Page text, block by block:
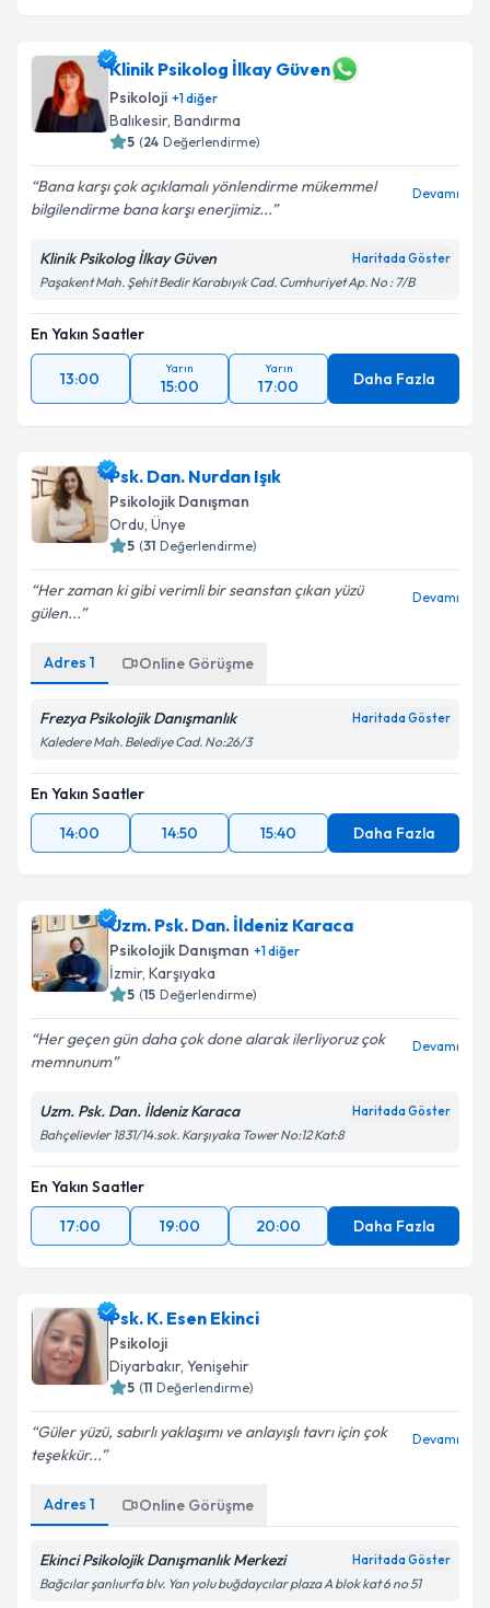
Klinik Psikolog İlkay Güven
Psikoloji +1diğer
Balıkesir, Bandırma
5 (24 Değerlendirme)
Bana karşı çok açıklamalı yönlendirme mükemmel
bilgilendirme bana karşı enerjimiz...
Devamı
Klinik Psikolog İlkay Güven Haritada Göster
Paşakent Mah. Şehit Bedir Karabıyık Cad. Cumhuriyet Ap. No : 7/B
En Yakın Saatler
13:00
Yarın
15:00
Yarın
17:00 Daha Fazla
Psk. Dan. Nurdan Işık
Psikolojik Danışman
Ordu, Ünye
5 (31 Değerlendirme)
Her zaman ki gibi verimli bir seanstan çıkan yüzü
gülen...
Devamı
Adres 1 Online Görüşme
Frezya Psikolojik Danışmanlık Haritada Göster
Kaledere Mah. Belediye Cad. No:26/3
En Yakın Saatler
14:00
14:50 15:40 Daha Fazla
Uzm. Psk. Dan. İldeniz Karaca
Psikolojik Danışman +1diğer
İzmir, Karşıyaka
5 (15 Değerlendirme)
Her geçen gün daha çok done alarak ilerliyoruz çok
memnunum
Devamı
Uzm. Psk. Dan. İldeniz Karaca Haritada Göster
Bahçelievler 1831/14.sok. Karşıyaka Tower No:12 Kat:8
En Yakın Saatler
17:00
19:00 20:00 Daha Fazla
Psk. K. Esen Ekinci
Psikoloji
Diyarbakır, Yenişehir
5 (11 Değerlendirme)
Güler yüzü, sabırlı yaklaşımı ve anlayışlı tavrı için çok
teşekkür...
Devamı
Adres 1 Online Görüşme
Ekinci Psikolojik Danışmanlık Merkezi Haritada Göster
Bağcılar şanlıurfa blv. Yan yolu buğdaycılar plaza A blok kat 6 no 51